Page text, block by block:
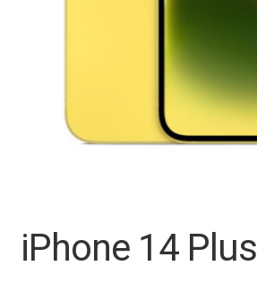
Minu konto
iPhone 14 Plus